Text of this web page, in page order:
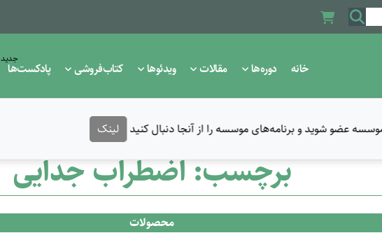
خانه دوره‌ها مقالات ویدئوها کتاب‌فروشی پادکست‌ها
جدید
عضو شوید و برنامه‌های موسسه را از آنجا دنبال کنید لینک
برچسب: اضطراب جدایی
محصولات